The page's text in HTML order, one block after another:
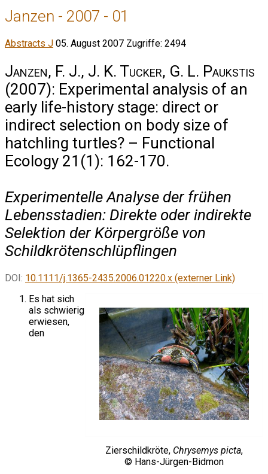
Janzen - 2007 - 01
Abstracts J 05. August 2007 Zugriffe: 2494
Janzen, F. J., J. K. Tucker, G. L. Paukstis
(2007): Experimental analysis of an
early life-history stage: direct or
indirect selection on body size of
hatchling turtles? – Functional
Ecology 21(1): 162-170.
Experimentelle Analyse der frühen
Lebensstadien: Direkte oder indirekte
Selektion der Körpergröße von
Schildkrötenschlüpflingen
DOI: 10.1111/j.1365-2435.2006.01220.x (externer Link)
Zierschildkröte, Chrysemys picta,
© Hans-Jürgen-Bidmon
Es hat sich
als schwierig
erwiesen,
den